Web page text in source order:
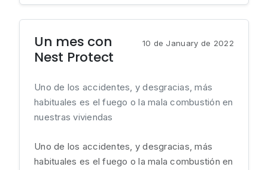
Un mes con
Nest Protect
10 de January de 2022
Uno de los accidentes, y desgracias, más
habituales es el fuego o la mala combustión en
nuestras viviendas
Uno de los accidentes, y desgracias, más
habituales es el fuego o la mala combustión en